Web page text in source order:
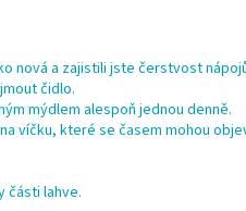
nová a zajistili jste čerstvost
čidlo.
mýdlem alespoň jednou denně.
víčku, které se časem mohou
části lahve.